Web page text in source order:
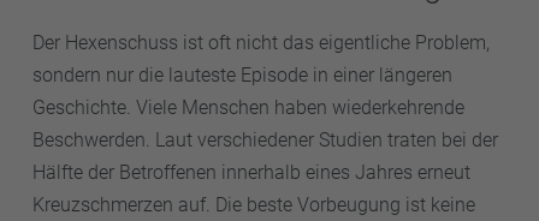
Der Hexenschuss ist oft nicht das eigentliche Problem,
sondern nur die lauteste Episode in einer längeren
Geschichte. Viele Menschen haben wiederkehrende
Beschwerden. Laut verschiedener Studien traten bei der
Hälfte der Betroffenen innerhalb eines Jahres erneut
Kreuzschmerzen auf. Die beste Vorbeugung ist keine